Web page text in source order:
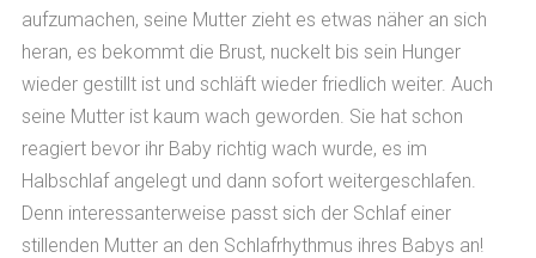
aufzumachen, seine Mutter zieht es etwas näher an sich
heran, es bekommt die Brust, nuckelt bis sein Hunger
wieder gestillt ist und schläft wieder friedlich weiter. Auch
seine Mutter ist kaum wach geworden. Sie hat schon
reagiert bevor ihr Baby richtig wach wurde, es im
Halbschlaf angelegt und dann sofort weitergeschlafen.
Denn interessanterweise passt sich der Schlaf einer
stillenden Mutter an den Schlafrhythmus ihres Babys an!